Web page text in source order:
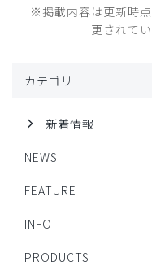
※掲載内容は更新時
更されて
カテゴリ
新着情報
NEWS
FEATURE
INFO
PRODUCTS